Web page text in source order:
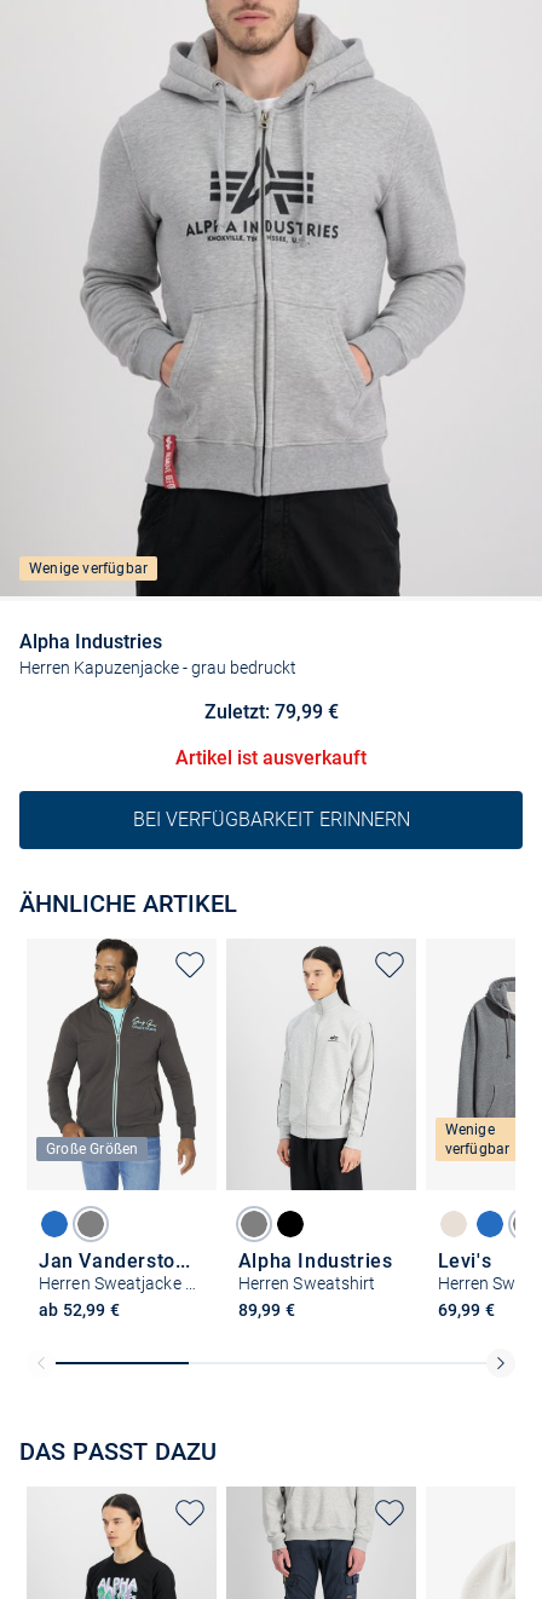
Wenige verfügbar
Alpha Industries
Herren Kapuzenjacke- grau bedruckt
Zuletzt: 79,99 €
Artikel ist ausverkauft
BEI VERFÜGBARKEIT ERINNERN
ÄHNLICHE ARTIKEL
Große Größen
Jan Vanderstorm
Herren Sweatjacke - JAVALD
ab 52,99 €
Alpha Industries
Herren Sweatshirt
89,99 €
Wenige
verfügbar
Levi's
Herren
69,99 €
DAS PASST DAZU